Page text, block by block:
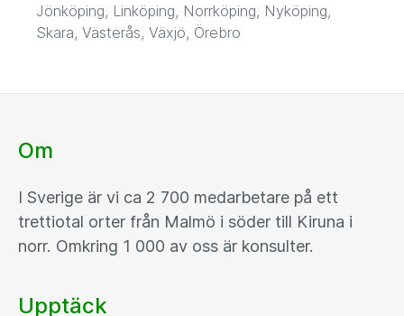
Jönköping, Linköping, Norrköping, Nyköping,
Skara, Västerås, Växjö, Örebro
Om
I Sverige är vi ca 2 700 medarbetare på ett
trettiotal orter från Malmö i söder till Kiruna i
norr. Omkring 1 000 av oss är konsulter.
Upptäck